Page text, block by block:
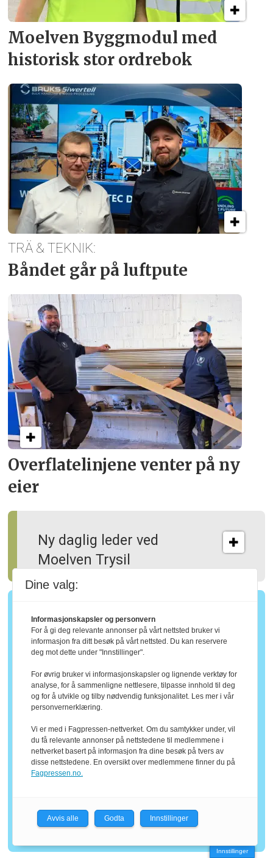
Moelven Byggmodul med
historisk stor ordrebok
Overflate­linjene venter på ny
eier
Ny daglig leder ved
Moelven Trysil
TRÄ & TEKNIK:
Båndet går på luftpute
Få tilgang til hele
arkivet
Treindustrien får du tilgang på hele
arkivet vårt
Innstillinger
Dine valg:
Informasjonskapsler og personvern
For å gi deg relevante annonser på vårt nettsted bruker vi
informasjon fra ditt besøk på vårt nettsted. Du kan reservere
deg mot dette under "Innstillinger".
For øvrig bruker vi informasjonskapsler og lignende verktøy for
analyse, for å sammenligne nettlesere, tilpasse innhold til deg
og for å utvikle og tilby nødvendig funksjonalitet. Les mer i vår
personvernerklæring.
Vi er med i Fagpressen-nettverket. Om du samtykker under, vil
du få relevante annonser på nettstedene til medlemmene i
nettverket basert på informasjon fra dine besøk på tvers av
disse nettstedene. En oversikt over medlemmene finner du på
Fagpressen.no.
Avvis alle Godta Innstillinger